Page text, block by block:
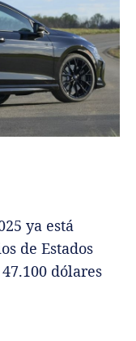
ya está
de Estados
dólares